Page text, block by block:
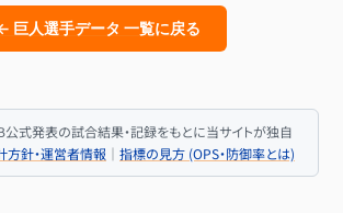
巨人選手データ 一覧に戻る
式発表の試合結果・記録をもとに当サイトが独自
方針・運営者情報 ｜ 指標の見方 (OPS・防御率とは)